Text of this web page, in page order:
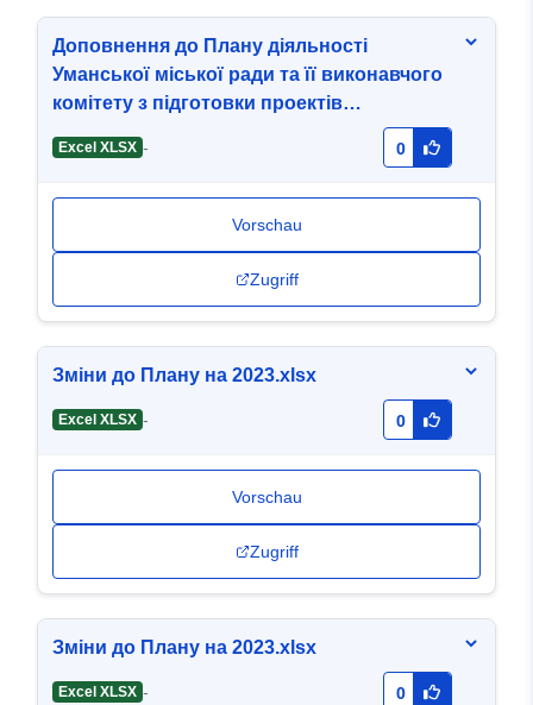
Доповнення до Плану діяльності
Уманської міської ради та її виконавчого
комітету з підготовки проектів
Excel XLSX - 0
Vorschau
Zugriff
Зміни до Плану на 2023.xlsx
Excel XLSX - 0
Vorschau
Zugriff
Зміни до Плану на 2023.xlsx
Excel XLSX - 0